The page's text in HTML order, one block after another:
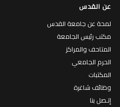
عن القدس
لمحة عن جامعة القدس
مكتب رئيس الجامعة
المتاحف والمراكز
الحرم الجامعي
المكتبات
وظائف شاغرة
إتـصل بنا